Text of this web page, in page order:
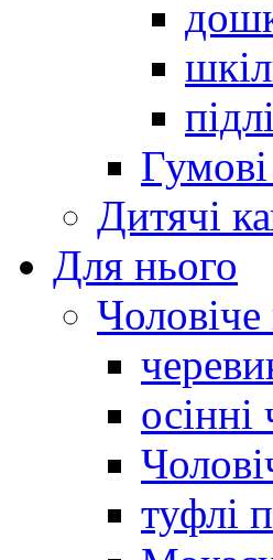
Дитячі
Для нього
Чоловіче
туфлі